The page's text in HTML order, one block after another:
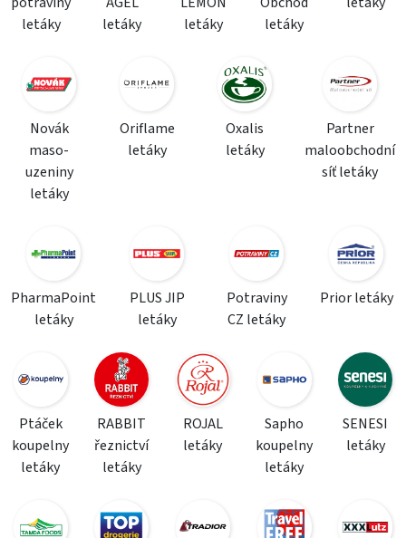
letáky
letáky
letáky
letáky
Novák
maso-
uzeniny
letáky
Oriflame
letáky
Oxalis
letáky
Partner
maloobchodní
síť letáky
PharmaPoint
letáky
PLUS JIP
letáky
Potraviny
CZ letáky
Prior letáky
Ptáček
koupelny
letáky
RABBIT
řeznictví
letáky
ROJAL
letáky
Sapho
koupelny
letáky
SENESI
letáky